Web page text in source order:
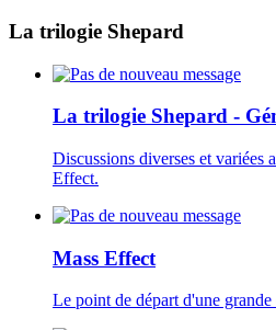
La trilogie Shepard
La trilogie Shepard -
Discussions diverses et variées
Effect.
Mass Effect
Le point de départ d'une